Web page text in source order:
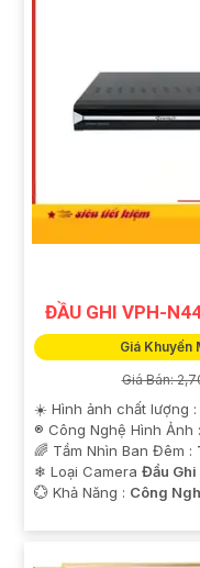
kỹ thuật chuyên
chọn giải pháp
sách của bạn.
Nếu bạn đang tìm
tốt cho ngôi nhà
Vantech Việt Nam là
ĐẦU GHI VPH-
Giá Khuyến
Giá Bán:
☀️ Hình ảnh chất lượng :
®️ Công Nghệ Hình Ảnh :
🌈 Tầm Nhìn Ban Đêm :
❄ Loại Camera Đầu
️💮 Khả Năng : Công